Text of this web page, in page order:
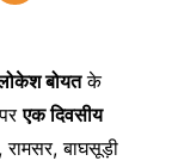
बोयतके
एक दिवसीय
रामसर, बाघसूड़ी